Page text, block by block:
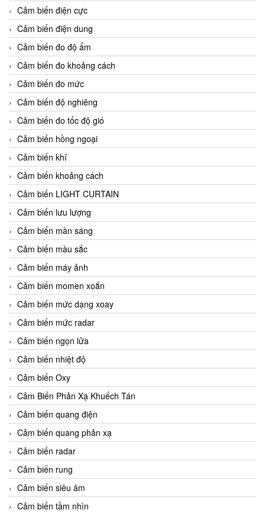
Cảm biến điện cực
Cảm biến điện dung
Cảm biến đo độ ẩm
Cảm biến đo khoảng cách
Cảm biến đo mức
Cảm biến độ nghiêng
Cảm biến đo tốc độ gió
Cảm biến hồng ngoại
Cảm biến khí
Cảm biến khoảng cách
Cảm biến LIGHT CURTAIN
Cảm biến lưu lượng
Cảm biến màn sáng
Cảm biến màu sắc
Cảm biến máy ảnh
Cảm biến momen xoắn
Cảm biến mức dạng xoay
Cảm biến mức radar
Cảm biến ngọn lửa
Cảm biến nhiệt độ
Cảm biến Oxy
Cảm Biến Phản Xạ Khuếch Tán
Cảm biến quang điện
Cảm biến quang phản xạ
Cảm biến radar
Cảm biến rung
Cảm biến siêu âm
Cảm biến tầm nhìn